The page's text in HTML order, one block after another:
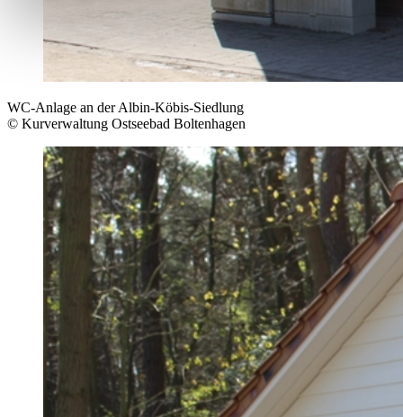
WC-Anlage an der Albin-Köbis-Siedlung
© Kurverwaltung Ostseebad Boltenhagen